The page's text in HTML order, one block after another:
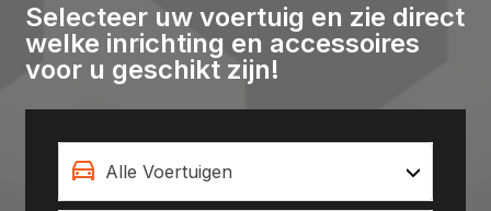
Selecteer uw voertuig en zie direct
welke inrichting en accessoires
voor u geschikt zijn!
Alle Voertuigen